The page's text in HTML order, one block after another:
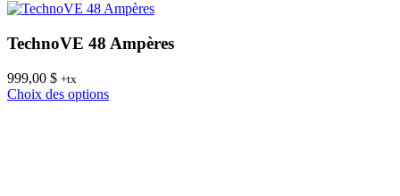
TechnoVE 48 Ampères
999,00 $ +tx
Choix des optionsCe